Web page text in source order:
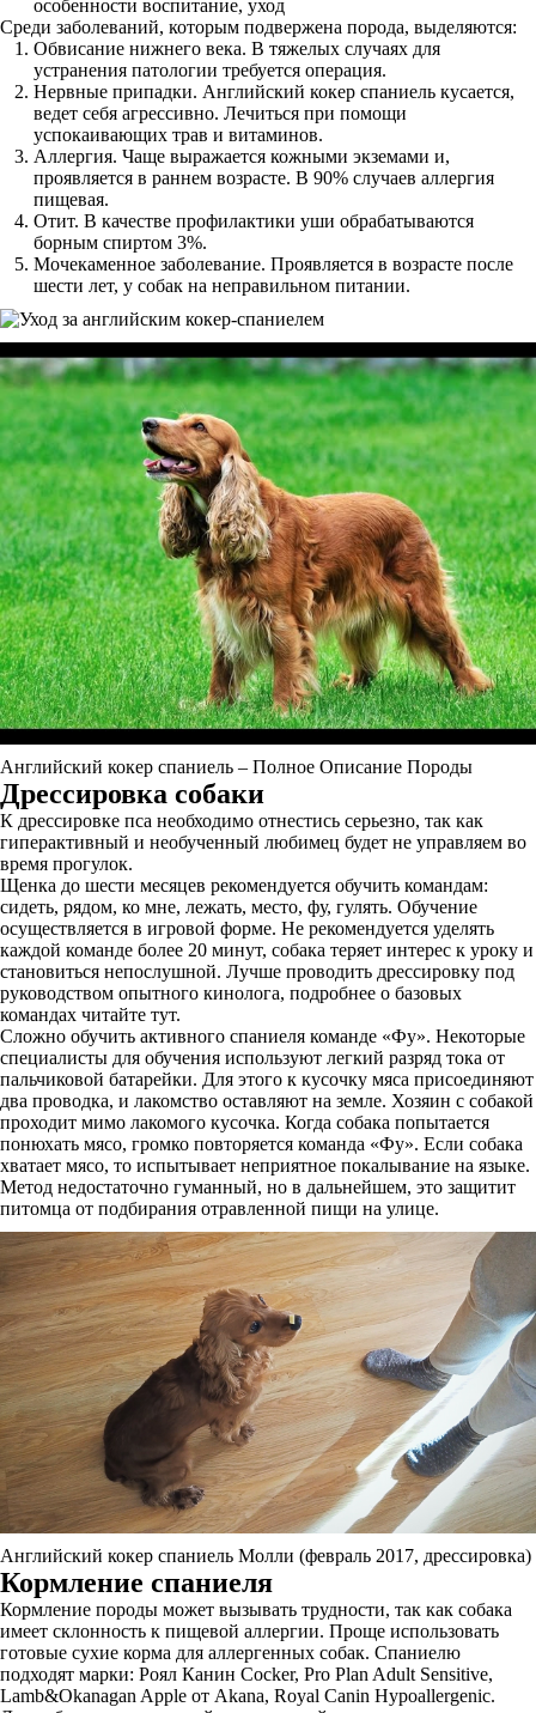
особенности воспитание, уход
Среди заболеваний, которым подвержена порода, выделяются:
Обвисание нижнего века. В тяжелых случаях для
устранения патологии требуется операция.
Нервные припадки. Английский кокер спаниель кусается,
ведет себя агрессивно. Лечиться при помощи
успокаивающих трав и витаминов.
Аллергия. Чаще выражается кожными экземами и,
проявляется в раннем возрасте. В 90% случаев аллергия
пищевая.
Отит. В качестве профилактики уши обрабатываются
борным спиртом 3%.
Мочекаменное заболевание. Проявляется в возрасте после
шести лет, у собак на неправильном питании.
Английский кокер спаниель – Полное Описание Породы
Дрессировка собаки
К дрессировке пса необходимо отнестись серьезно, так как
гиперактивный и необученный любимец будет не управляем во
время прогулок.
Щенка до шести месяцев рекомендуется обучить командам:
сидеть, рядом, ко мне, лежать, место, фу, гулять. Обучение
осуществляется в игровой форме. Не рекомендуется уделять
каждой команде более 20 минут, собака теряет интерес к уроку и
становиться непослушной. Лучше проводить дрессировку под
руководством опытного кинолога, подробнее о базовых
командах читайте тут.
Сложно обучить активного спаниеля команде «Фу». Некоторые
специалисты для обучения используют легкий разряд тока от
пальчиковой батарейки. Для этого к кусочку мяса присоединяют
два проводка, и лакомство оставляют на земле. Хозяин с собакой
проходит мимо лакомого кусочка. Когда собака попытается
понюхать мясо, громко повторяется команда «Фу». Если собака
хватает мясо, то испытывает неприятное покалывание на языке.
Метод недостаточно гуманный, но в дальнейшем, это защитит
питомца от подбирания отравленной пищи на улице.
Английский кокер спаниель Молли (февраль 2017, дрессировка)
Кормление спаниеля
Кормление породы может вызывать трудности, так как собака
имеет склонность к пищевой аллергии. Проще использовать
готовые сухие корма для аллергенных собак. Спаниелю
подходят марки: Роял Канин Cocker, Pro Plan Adult Sensitive,
Lamb&Okanagan Apple от Akana, Royal Canin Hypoallergenic.